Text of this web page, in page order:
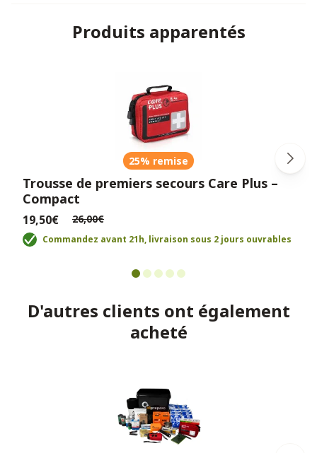
Produits apparentés
25% remise
Trousse de premiers secours Care Plus –
Compact
19,50€ 26,00€
Commandez avant 21h, livraison sous 2 jours ouvrables
D'autres clients ont également
acheté